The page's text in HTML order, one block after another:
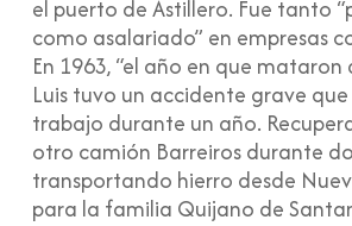
el puerto de Astillero. Fue tanto
como asalariado” en empresas
En 1963, “el año en que mataron
Luis tuvo un accidente grave
trabajo durante un año.
otro camión Barreiros durante
transportando hierro desde
para la familia Quijano de